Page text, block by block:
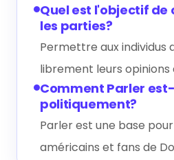
Quel est l'objectif de
les parties?
Permettre aux individus
librement leurs
Comment Parler
politiquement?
Parler est une base
américains et fans de